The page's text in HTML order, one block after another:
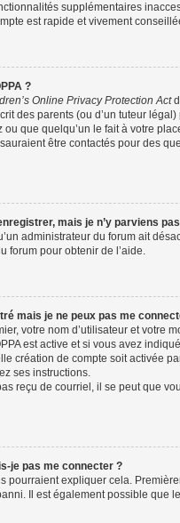
supplémentaires
est rapide et vivement
?
Online Privacy Protection Act
des parents (ou d’un tuteur
ou que quelqu’un le fait à votre
être contactés pour des
mais je n’y parviens
administrateur du forum ait
forum pour obtenir de l’aide.
mais je ne peux pas me
votre nom d’utilisateur et votre
est active et si vous avez
création de compte soit activée
ses instructions.
reçu de courriel, il se peut que
je pas me connecter ?
pourraient expliquer cela.
Il est également possible que